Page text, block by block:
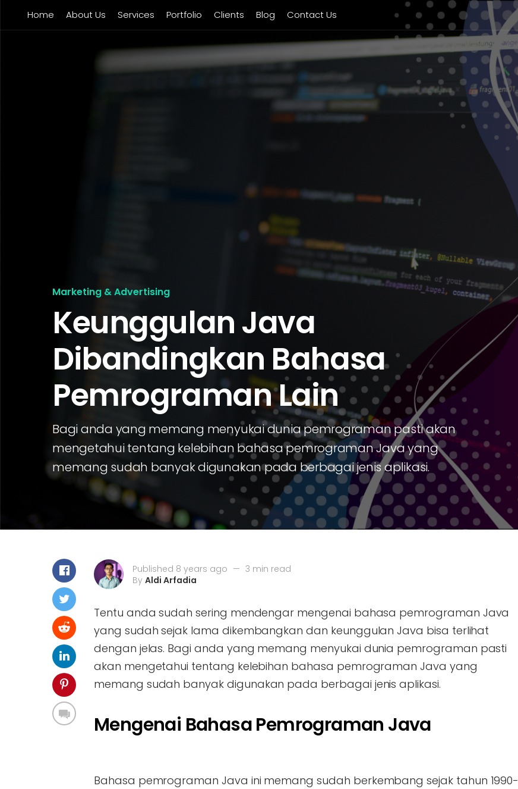
Home About Us Services Portfolio Clients Blog Contact Us
Marketing & Advertising
Keunggulan Java
Dibandingkan Bahasa
Pemrograman Lain
Bagi anda yang memang menyukai dunia pemrograman pasti akan
mengetahui tentang kelebihan bahasa pemrograman Java yang
memang sudah banyak digunakan pada berbagai jenis aplikasi.
Published 8 years ago — 3 min read
By Aldi Arfadia
Tentu anda sudah sering mendengar mengenai bahasa pemrograman Java
yang sudah sejak lama dikembangkan dan keunggulan Java bisa terlihat
dengan jelas. Bagi anda yang memang menyukai dunia pemrograman pasti
akan mengetahui tentang kelebihan bahasa pemrograman Java yang
memang sudah banyak digunakan pada berbagai jenis aplikasi.
Mengenai Bahasa Pemrograman Java
Bahasa pemrograman Java ini memang sudah berkembang sejak tahun 1990-